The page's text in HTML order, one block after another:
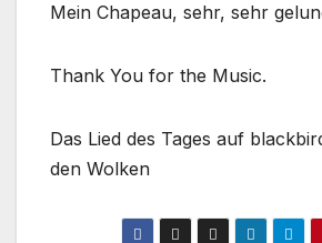
Mein Chapeau, sehr, sehr
Thank You for the Music.
Das Lied des Tages auf
den Wolken